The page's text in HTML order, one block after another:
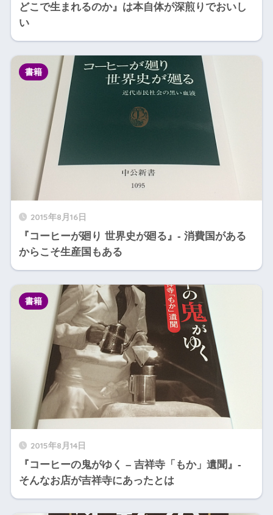
どこで生まれるのか』は本自体が深煎りでおいし
い
2015年8月16日
『コーヒーが廻り 世界史が廻る』- 消費国がある
からこそ生産国もある
書籍
2015年8月14日
『コーヒーの鬼がゆく – 吉祥寺「もか」遺聞』-
そんなお店が吉祥寺にあったとは
書籍